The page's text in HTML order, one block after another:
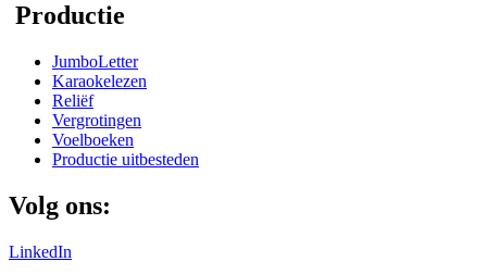
Productie
JumboLetter
Karaokelezen
Reliëf
Vergrotingen
Voelboeken
Productie uitbesteden
Volg ons:
LinkedIn